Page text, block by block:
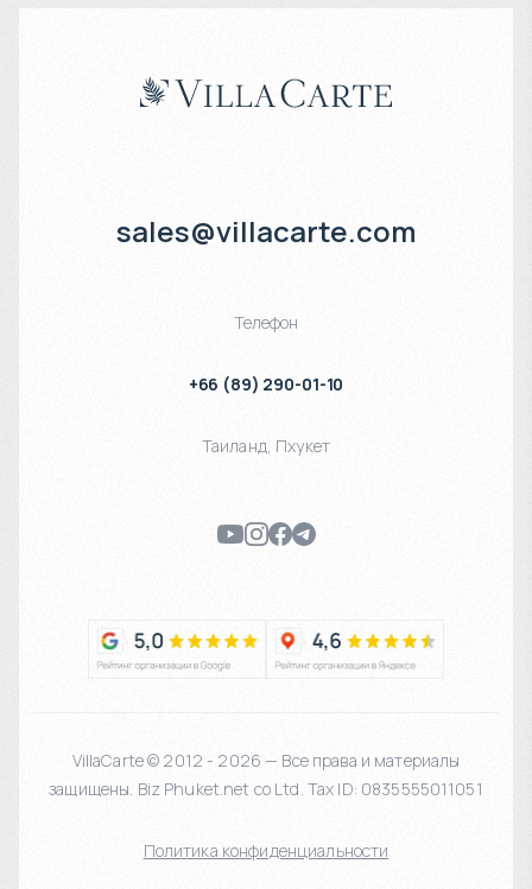
sales@villacarte.com
Телефон
+66 (89) 290-01-10
Таиланд, Пхукет
VillaCarte © 2012 - 2026 — Все права и материалы
защищены. Biz Phuket.net co Ltd. Tax ID: 0835555011051
Политика конфиденциальности